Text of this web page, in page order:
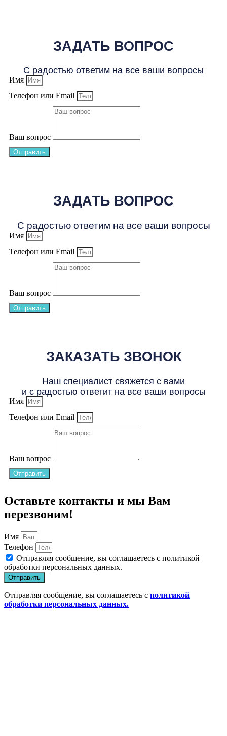
ЗАДАТЬ ВОПРОС
С радостью ответим на все ваши вопросы
Имя
Телефон или Email
Ваш вопрос
Отправить
ЗАДАТЬ ВОПРОС
С радостью ответим на все ваши вопросы
Имя
Телефон или Email
Ваш вопрос
Отправить
ЗАКАЗАТЬ ЗВОНОК
Наш специалист свяжется с вами
и с радостью ответит на все ваши вопросы
Имя
Телефон или Email
Ваш вопрос
Отправить
Оставьте контакты и мы Вам
перезвоним!
Имя
Телефон
Отправляя сообщение, вы соглашаетесь с политикой
обработки персональных данных.
Отправить
Отправляя сообщение, вы соглашаетесь с политикой
обработки персональных данных.